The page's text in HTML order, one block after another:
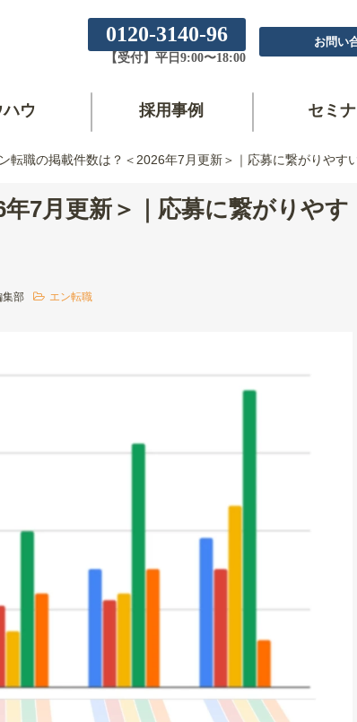
0120-3140-96
【受付】平日9:00〜18:00
お問い
ウ 採用事例 セミ
転職の掲載件数は？＜2026年7月更新＞｜応募に繋がりやす
7月更新＞｜応募に繋がりやす
部 エン転職